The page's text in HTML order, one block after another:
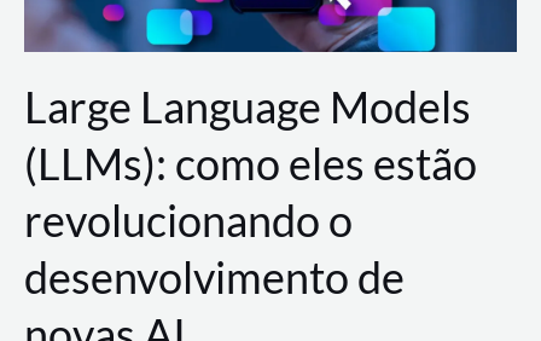
Large Language Models
(LLMs): como eles estão
revolucionando o
desenvolvimento de